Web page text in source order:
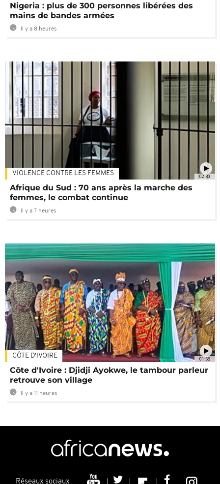
Nigeria : plus de 300 personnes libérées des
mains de bandes armées
Il y a 8 heures
02:30
VIOLENCE CONTRE LES FEMMES
Afrique du Sud : 70 ans après la marche des
femmes, le combat continue
Il y a 7 heures
01:58
CÔTE D'IVOIRE
Côte d'Ivoire : Djidji Ayokwe, le tambour parleur
retrouve son village
Il y a 11 heures
Réseaux sociaux